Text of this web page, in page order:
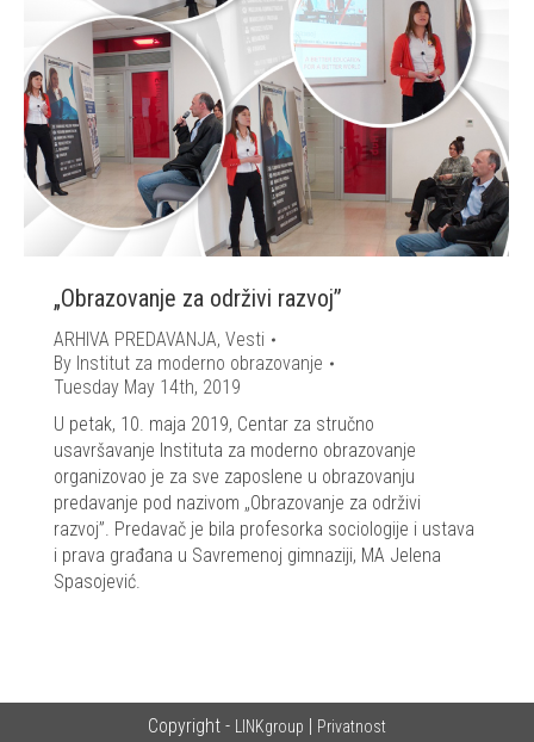
„Obrazovanje za održivi razvoj”
ARHIVA PREDAVANJA, Vesti
By Institut za moderno obrazovanje
Tuesday May 14th, 2019
U petak, 10. maja 2019, Centar za stručno
usavršavanje Instituta za moderno obrazovanje
organizovao je za sve zaposlene u obrazovanju
predavanje pod nazivom „Obrazovanje za održivi
razvoj”. Predavač je bila profesorka sociologije i ustava
i prava građana u Savremenoj gimnaziji, MA Jelena
Spasojević.
Copyright - LINKgroup | Privatnost